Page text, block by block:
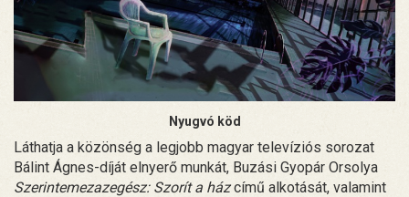
Nyugvó köd
Láthatja a közönség a legjobb magyar televíziós sorozat
Bálint Ágnes-díját elnyerő munkát, Buzási Gyopár Orsolya
Szerintemezazegész: Szorít a házcímű alkotását, valamint